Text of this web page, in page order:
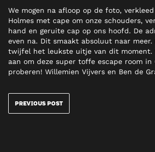
We mogen na afloop op de foto,
Holmes met cape om onze schouders,
hand en geruite cap op ons hoofd. De
even na. Dit smaakt absoluut naar meer.
twijfel het leukste uitje van dit moment.
aan om deze super toffe escape room
proberen! Willemien Vijvers en Ben de
PREVIOUS POST